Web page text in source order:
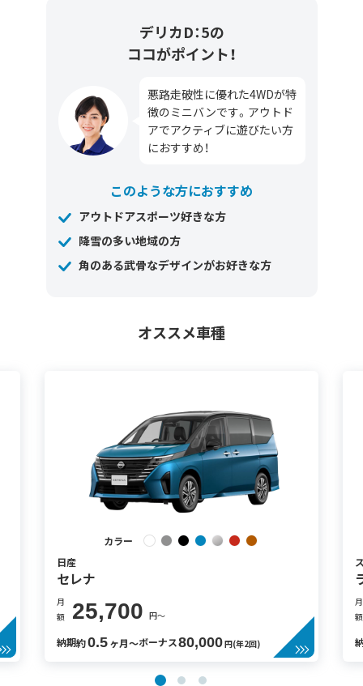
デリカD：5の
ココがポイント！
悪路走破性に優れた4WDが特
徴のミニバンです。アウトド
アでアクティブに遊びたい方
におすすめ！
このような方におすすめ
アウトドアスポーツ好きな方
降雪の多い地域の方
角のある武骨なデザインがお好きな方
オススメ車種
カラー
日産
セレナ
月
額
25,700 円〜
納期約0.5ヶ月〜ボーナス80,000円(年2回)
月
額